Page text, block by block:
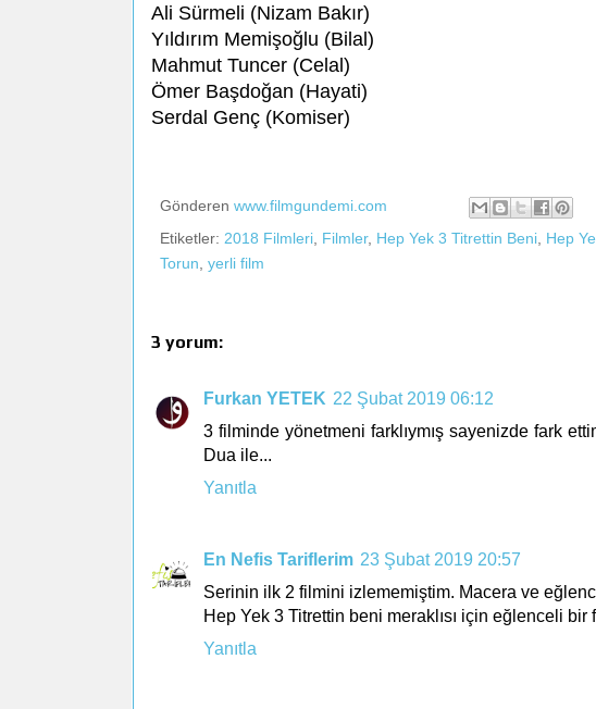
Ali Sürmeli (Nizam Bakır)
Yıldırım Memişoğlu (Bilal)
Mahmut Tuncer (Celal)
Ömer Başdoğan (Hayati)
Serdal Genç (Komiser)
Gönderen www.filmgundemi.com
Etiketler: 2018 Filmleri Filmler, Hep Yek 3 Titrettin Beni Hep
Torun yerli film
3 yorum:
Furkan YETEK 22 Şubat 2019 06:12
3 filminde yönetmeni farklıymış sayenizde fark
Dua ile...
Yanıtla
En Nefis Tariflerim 23 Şubat 2019 20:57
Serinin ilk 2 filmini izlememiştim. Macera ve
Hep Yek 3 Titrettin beni meraklısı için eğlenceli
Yanıtla